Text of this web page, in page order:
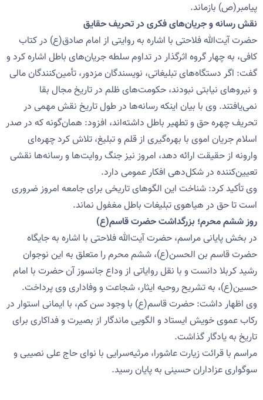
پیامبر(ص) بازماند.
نقش رسانه و جریان‌های فکری در تحریف حقایق
حضرت آیت‌الله فلاحتی با اشاره به روایتی از امام صادق(ع) در کتاب
کافی، به چهار گروه اثرگذار در تداوم سلطه جریان‌های باطل اشاره کرد و
گفت: اگر دستگاه‌های تبلیغاتی، نویسندگان مزدور، تأمین‌کنندگان مالی
و نیروهای نیابتی نبودند، حکومت‌های ظلم در تاریخ مجال بقا
نمی‌یافتند. وی با بیان اینکه رسانه‌ها در طول تاریخ نقش مهمی در
تحریف چهره حق و تطهیر باطل داشته‌اند، افزود: همان‌گونه که در صدر
اسلام جریان اموی با بهره‌گیری از قلم و تبلیغ، تلاش کرد چهره‌ای
وارونه از حقیقت ارائه دهد، امروز نیز جنگ روایت‌ها و رسانه‌ها نقشی
تعیین‌کننده در شکل‌دهی افکار عمومی دارد.
وی تأکید کرد: شناخت این الگوهای تاریخی برای جامعه امروز ضروری
است تا حق در هیاهوی تبلیغات باطل مغفول نماند.
روز ششم محرم؛ بزرگداشت حضرت قاسم(ع)
در بخش پایانی مراسم، حضرت آیت‌الله فلاحتی با اشاره به جایگاه
حضرت قاسم بن الحسن(ع)، ششم محرم را متعلق به این نوجوان
رشید کربلا دانست و با نقل روایاتی از وداع جانسوز آن حضرت با امام
حسین(ع)، به تشریح روحیه ایثار، شجاعت و وفاداری وی پرداخت.
وی اظهار داشت: حضرت قاسم(ع) با وجود سن کم، با ایمانی استوار در
رکاب عموی خویش ایستاد و الگویی ماندگار از بصیرت و فداکاری برای
تاریخ به یادگار گذاشت.
مراسم با قرائت زیارت عاشورا، مرثیه‌سرایی با نوای حاج علی نصیبی و
سوگواری عزاداران حسینی به پایان رسید.